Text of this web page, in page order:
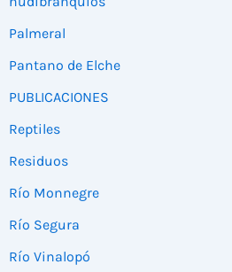
Palmeral
Pantano de Elche
PUBLICACIONES
Reptiles
Residuos
Río Monnegre
Río Segura
Río Vinalopó